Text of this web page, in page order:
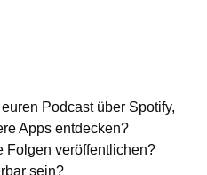
Podcast über Spotify,
Apps entdecken?
Folgen veröffentlichen?
sein?